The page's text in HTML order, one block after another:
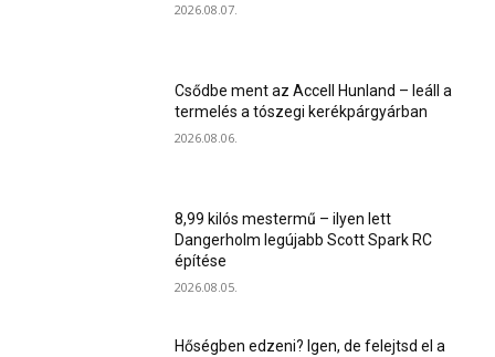
2026.08.07.
Csődbe ment az Accell Hunland – leáll a
termelés a tószegi kerékpárgyárban
2026.08.06.
8,99 kilós mestermű – ilyen lett
Dangerholm legújabb Scott Spark RC
építése
2026.08.05.
Hőségben edzeni? Igen, de felejtsd el a